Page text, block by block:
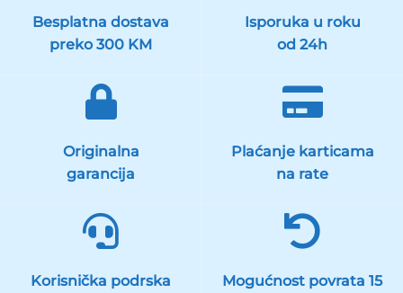
Besplatna dostava
preko 300 KM
Isporuka u roku
od 24h
Originalna
garancija
Plaćanje karticama
na rate
Korisnička podrska
Mogućnost povrata 15